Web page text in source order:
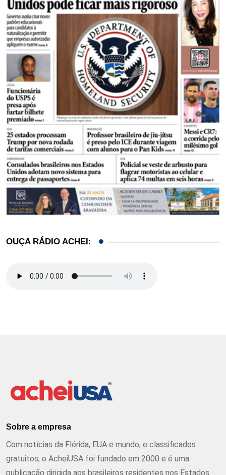
OUÇA RÁDIO ACHEI:
Sobre a empresa
Com notícias da Flórida, EUA e mundo, e classificados
gratuitos, o AcheiUSA foi fundado em 2000 e é uma
publicação dirigida aos brasileiros residentes nos Estados